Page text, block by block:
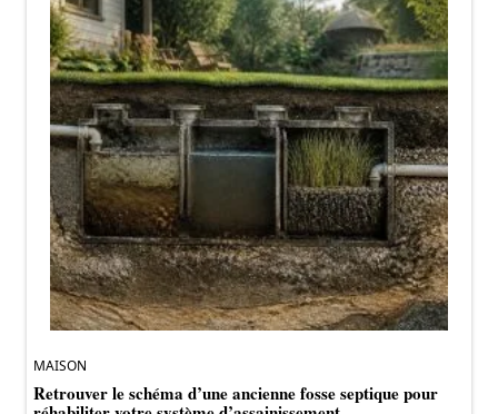
MAISON
Retrouver le schéma d’une ancienne fosse septique pour